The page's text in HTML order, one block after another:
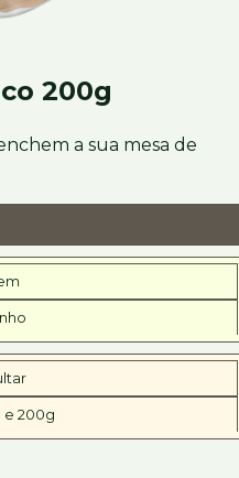
200g
a sua mesa de
e 200g